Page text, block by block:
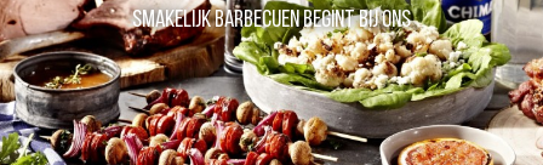
Smakelijk barbecuen begint bij ons